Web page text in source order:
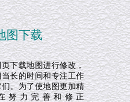
图下载
下载地图进行修改，
长的时间和专注工作
。为了使地图更加精
努力完善和修正